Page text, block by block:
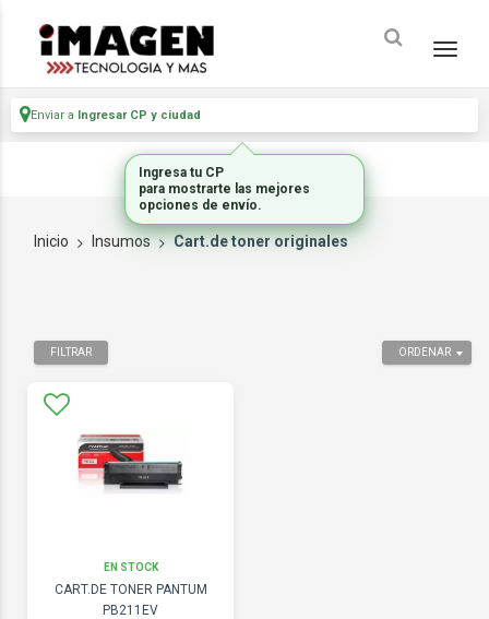
Enviar a Ingresar CP y ciudad
Inicio Insumos Cart.de toner originales
ORDENAR
FILTRAR
EN STOCK
CART.DE TONER PANTUM
PB211EV
Ingresa tu CP
para mostrarte las mejores
opciones de envío.